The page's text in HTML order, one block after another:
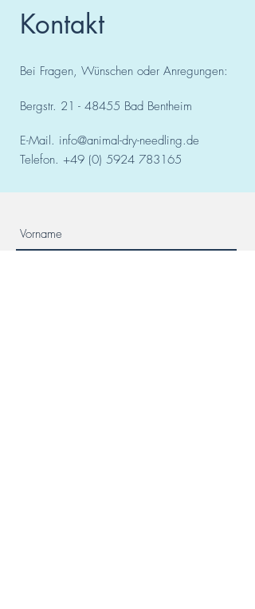
Kontakt
Bei Fragen, Wünschen oder Anregungen:
Bergstr. 21 - 48455 Bad Bentheim
E-Mail. info@animal-dry-needling.de
Telefon. +49 (0) 5924 783165